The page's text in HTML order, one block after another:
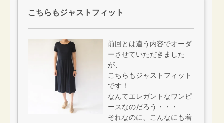
こちらもジャストフィット
前回とは違う内容でオーダ
ーさせていただきました
が、
こちらもジャストフィット
です！
なんてエレガントなワンピ
ースなのだろう・・・
それなのに、こんなにも着